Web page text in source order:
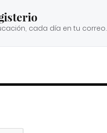
cada día en tu correo.